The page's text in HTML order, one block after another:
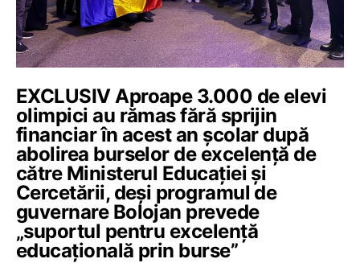
EXCLUSIV Aproape 3.000 de elevi
olimpici au rămas fără sprijin
financiar în acest an școlar după
abolirea burselor de excelență de
către Ministerul Educației și
Cercetării, deși programul de
guvernare Bolojan prevede
„suportul pentru excelență
educațională prin burse”